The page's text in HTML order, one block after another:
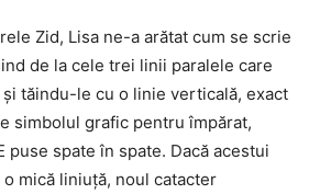
Zid, Lisa ne-a arătat cum se scrie
de la cele trei linii paralele care
tăindu-le cu o linie verticală, exact
simbolul grafic pentru împărat,
puse spate în spate. Dacă acestui
mică liniuță, noul catacter